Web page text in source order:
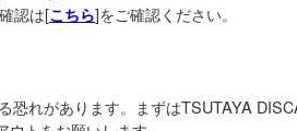
認は[こちら]をご確認ください。
恐れがあります。まずはTSUTAYA